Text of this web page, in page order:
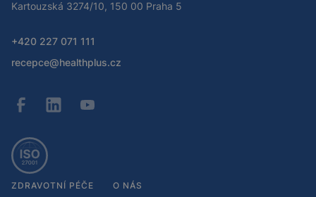
Kartouzská 3274/10, 150 00 Praha 5
+420 227 071 111
recepce@healthplus.cz
ZDRAVOTNÍ PÉČE O NÁS